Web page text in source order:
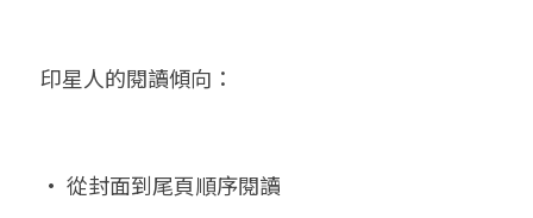
印星人的閱讀傾向：
• 從封面到尾頁順序閱讀